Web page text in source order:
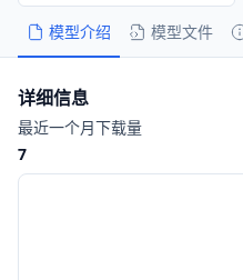
模型介绍 模型文件
详细信息
最近一个月下载量
7